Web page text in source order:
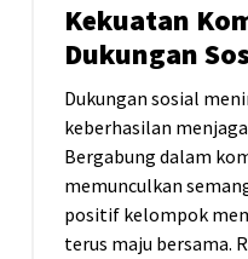
Kekuatan
Dukungan
Dukungan sosial
keberhasilan
Bergabung dalam
memunculkan
positif kelompok
terus maju bersama.